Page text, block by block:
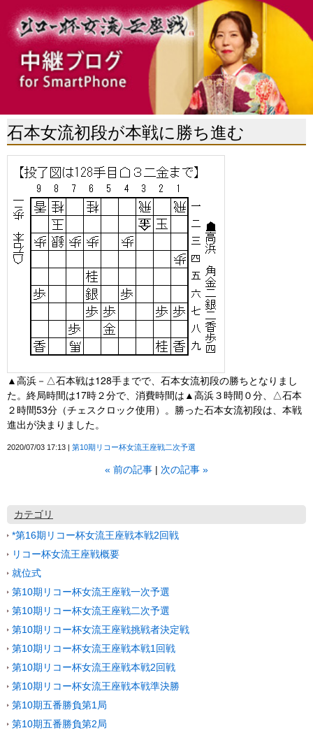
石本女流初段が本戦に勝ち進む
▲高浜－△石本戦は128手までで、石本女流初段の勝ちとなりまし
た。終局時間は17時２分で、消費時間は▲高浜３時間０分、△石本
２時間53分（チェスクロック使用）。勝った石本女流初段は、本戦
進出が決まりました。
2020/07/03 17:13 第10期リコー杯女流王座戦二次予選
« 前の記事 次の記事 »
カテゴリ
*第16期リコー杯女流王座戦本戦2回戦
リコー杯女流王座戦概要
就位式
第10期リコー杯女流王座戦一次予選
第10期リコー杯女流王座戦二次予選
第10期リコー杯女流王座戦挑戦者決定戦
第10期リコー杯女流王座戦本戦1回戦
第10期リコー杯女流王座戦本戦2回戦
第10期リコー杯女流王座戦本戦準決勝
第10期五番勝負第1局
第10期五番勝負第2局